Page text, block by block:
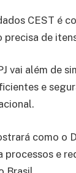
CEST é
precisa de
vai além de
e
como o
processos e